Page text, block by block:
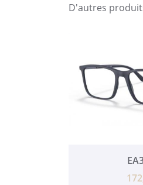
D'autres